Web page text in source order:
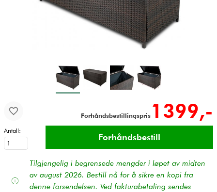
Forhåndsbestillingspris 1399,-
Antall:
Tilgjengelig i begrensede mengder i løpet av midten
av august 2026. Bestill nå for å sikre en kopi fra
denne forsendelsen. Ved fakturabetaling sendes